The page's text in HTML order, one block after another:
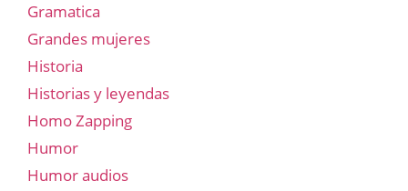
Gramatica
Grandes mujeres
Historia
Historias y leyendas
Homo Zapping
Humor
Humor audios